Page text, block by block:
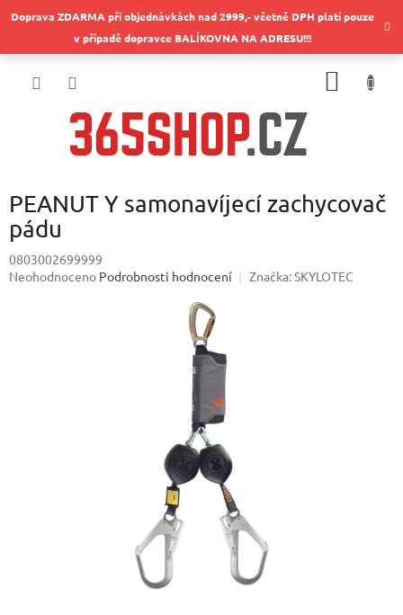
naDoprava ZDARMA při objednávkách nad 2999,- včetně DPH platí pouze
v případě dopravce BALÍKOVNA NA ADRESU!!!
PEANUT Y samonavíjecí zachycovač
pádu
0803002699999
Průměrné
Neohodnoceno Podrobnosti hodnocení Značka:SKYLOTEC